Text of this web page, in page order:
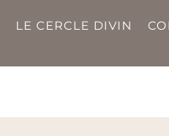
LE CERCLE DIVIN